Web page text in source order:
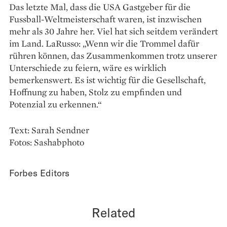
Das letzte Mal, dass die USA Gastgeber für die
Fussball-Weltmeisterschaft waren, ist inzwischen
mehr als 30 Jahre her. Viel hat sich seitdem verändert
im Land. LaRusso: „Wenn wir die Trommel dafür
rühren können, das Zusammen­kommen trotz unserer
Unterschiede zu feiern, wäre es wirklich
bemerkenswert. Es ist wichtig für die Gesellschaft,
Hoffnung zu haben, Stolz zu empfinden und
Potenzial zu erkennen.“
Text: Sarah Sendner
Fotos: Sashabphoto
Forbes Editors
Related